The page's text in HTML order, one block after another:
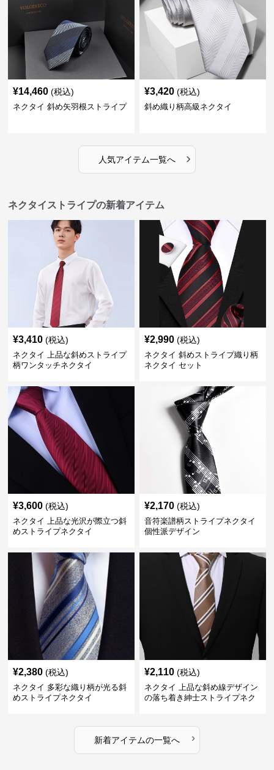
¥14,460 (税込)
ネクタイ 斜め矢羽根ストライプ
¥3,420 (税込)
斜め織り柄高級ネクタイ
人気アイテム一覧へ ›
ネクタイストライプの新着アイテム
¥3,410 (税込)
ネクタイ 上品な斜めストライプ
柄ワンタッチネクタイ
¥2,990 (税込)
ネクタイ 斜めストライプ織り柄
ネクタイ セット
¥3,600 (税込)
ネクタイ 上品な光沢が際立つ斜
めストライプネクタイ
¥2,170 (税込)
音符楽譜柄ストライプネクタイ
個性派デザイン
¥2,380 (税込)
ネクタイ 多彩な織り柄が光る斜
めストライプネクタイ
¥2,110 (税込)
ネクタイ 上品な斜め線デザイン
の落ち着き紳士ストライプネク
新着アイテムの一覧へ ›